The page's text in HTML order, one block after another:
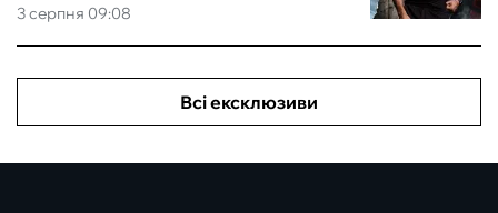
3 серпня 09:08
Всі ексклюзиви